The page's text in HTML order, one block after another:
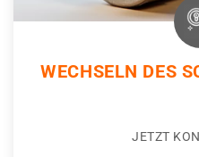
WECHSELN DES
JETZT